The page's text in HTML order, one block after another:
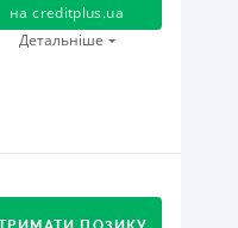
на creditplus.ua
Детальніше